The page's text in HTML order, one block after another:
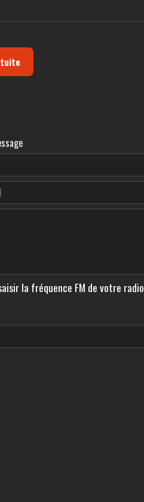
la fréquence FM de votre radio